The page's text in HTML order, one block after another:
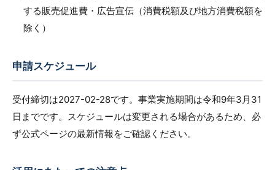
する販売促進費・広告宣伝（消費税額及び地方消費税額を
除く）
申請スケジュール
受付締切は2027-02-28です。事業実施期間は令和9年3月31
日までです。スケジュールは変更される場合があるため、必
ず公式ページの最新情報をご確認ください。